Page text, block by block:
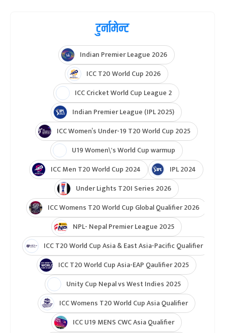
टुर्नामेन्ट
Indian Premier League 2026
ICC T20 World Cup 2026
ICC Cricket World Cup League 2
Indian Premier League (IPL 2025)
ICC Women’s Under-19 T20 World Cup 2025
U19 Women\'s World Cup warmup
ICC Men T20 World Cup 2024
IPL 2024
Under Lights T20I Series 2026
ICC Womens T20 World Cup Global Qualifier 2026
NPL- Nepal Premier League 2025
ICC T20 World Cup Asia & East Asia-Pacific Qualifier
ICC T20 World Cup Asia-EAP Qaulifier 2025
Unity Cup Nepal vs West Indies 2025
ICC Womens T20 World Cup Asia Qualifier
ICC U19 MENS CWC Asia Qualifier